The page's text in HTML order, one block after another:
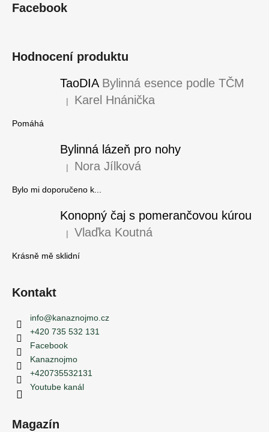
Facebook
Hodnocení produktu
TaoDIA Bylinná esence podle TČM
Hodnocení produktu je 5 z 5 hvězdiček.
| Karel Hnánička
Pomáhá
Bylinná lázeň pro nohy
Hodnocení produktu je 5 z 5 hvězdiček.
| Nora Jílková
Bylo mi doporučeno k...
Konopný čaj s pomerančovou kúrou
Hodnocení produktu je 5 z 5 hvězdiček.
| Vlaďka Koutná
Krásně mě sklidní
Kontakt
info@kanaznojmo.cz
+420 735 532 131
Facebook
Kanaznojmo
+420735532131
Youtube kanál
Magazín